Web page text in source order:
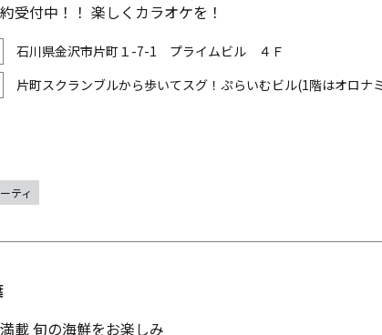
受付中！！ 楽しくカラオケを！
石川県金沢市片町１-7-1 プライムビル ４Ｆ
片町スクランブルから歩いてスグ！ぷらいむビル(1階はオロナ
ティ
載 旬の海鮮をお楽しみ